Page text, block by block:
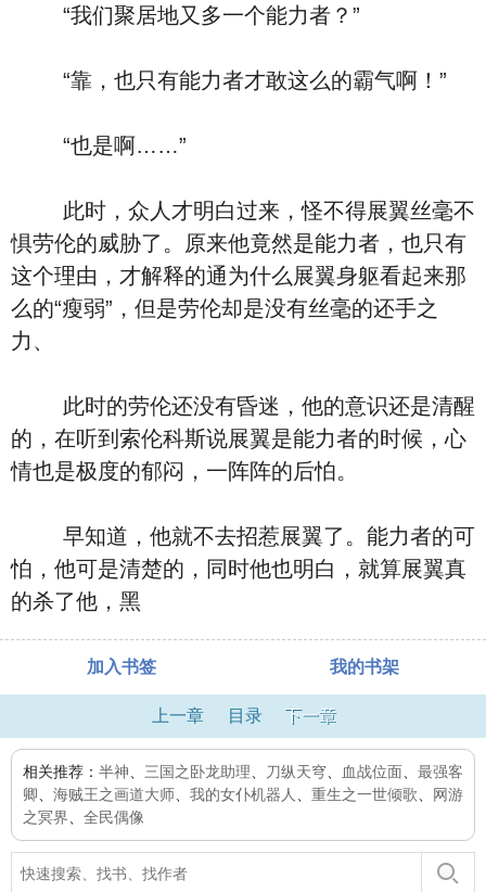
“我们聚居地又多一个能力者？”
“靠，也只有能力者才敢这么的霸气啊！”
“也是啊……”
此时，众人才明白过来，怪不得展翼丝毫不
惧劳伦的威胁了。原来他竟然是能力者，也只有
这个理由，才解释的通为什么展翼身躯看起来那
么的“瘦弱”，但是劳伦却是没有丝毫的还手之
力、
此时的劳伦还没有昏迷，他的意识还是清醒
的，在听到索伦科斯说展翼是能力者的时候，心
情也是极度的郁闷，一阵阵的后怕。
早知道，他就不去招惹展翼了。能力者的可
怕，他可是清楚的，同时他也明白，就算展翼真
的杀了他，黑
加入书签 我的书架
上一章 目录 下一章
相关推荐： 半神 三国之卧龙助理 刀纵天穹 血战位面
最强客
卿
海贼王之画道大师 我的女仆机器人 重生之一世倾歌
网游
之冥界
全民偶像